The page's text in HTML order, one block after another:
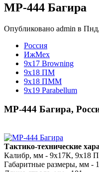
МР-444 Багира
Опубликовано admin в
Росcия
ИжМех
9x17 Browning
9x18 ПМ
9x18 ПММ
9x19 Parabellum
МР-444 Багира,
Тактико-технические
Калибр, мм - 9х17К, 9х18
Габаритные размеры, мм -